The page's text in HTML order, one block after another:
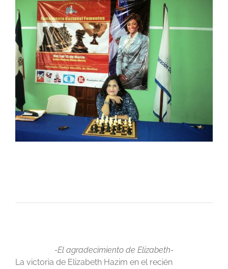
-El agradecimiento de Elizabeth-
La victoria de Elizabeth Hazim en el recién